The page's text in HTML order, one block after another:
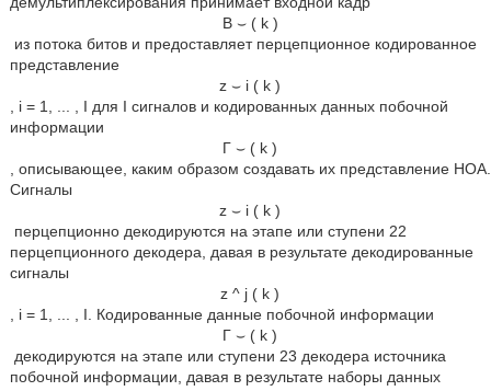
B ⌣ ( k )
из потока битов и предоставляет перцепционное кодированное
представление
z ⌣ i ( k )
, i = 1, ... , I для I сигналов и кодированных данных побочной
информации
Γ ⌣ ( k )
, описывающее, каким образом создавать их представление HOA.
Сигналы
z ⌣ i ( k )
перцепционно декодируются на этапе или ступени 22
перцепционного декодера, давая в результате декодированные
сигналы
z ^ j ( k )
, i = 1, ... , I. Кодированные данные побочной информации
Γ ⌣ ( k )
декодируются на этапе или ступени 23 декодера источника
побочной информации, давая в результате наборы данных